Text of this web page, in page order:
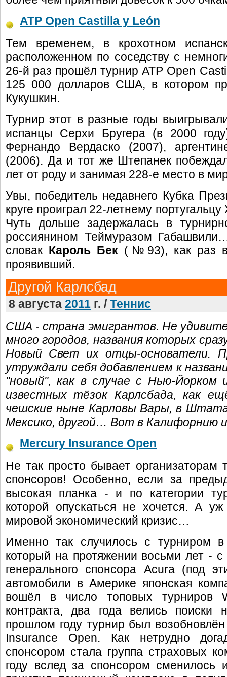
ATP Open Castilla y León
Тем временем, в крохотном
расположенном по соседству с
26-й раз прошёл турнир ATP Open
125 000 долларов США, в котором
Кукушкин.
Турнир этот в разные годы
испанцы Серхи Бругера (в 2000
Фернандо Вердаско (2007),
(2006). Да и тот же Штепанек
лет от роду и занимая 228-е место в
Увы, победитель недавнего Кубка
круге проиграл 22-летнему
Чуть дольше задержалась в
россиянином Теймуразом
словак Кароль Бек (№93), как раз в
проявивший.
Другой Карлсбад
8 августа 2011 г. / Теннис
США - страна эмигрантов. Не
много городов, названия которых
Новый Свет их отцы-основатели.
утруждали себя добавлением к
"новый", как в случае с Нью-
известных тёзок Карлсбада, как
чешские ныне Карловы Вары, в
Мексико, другой… Вот в Калифорнию
Mercury Insurance Open
Не так просто бывает организаторам
спонсоров! Особенно, если за
высокая планка - и по категории
которой опускаться не хочется. А
мировой экономический кризис…
Именно так случилось с турниром
который на протяжении восьми лет -
генерального спонсора Acura (под
автомобили в Америке японская
вошёл в число топовых турниров
контракта, два года велись поиски
прошлом году турнир был
Insurance Open. Как нетрудно
спонсором стала группа страховых
году вслед за спонсором сменилось